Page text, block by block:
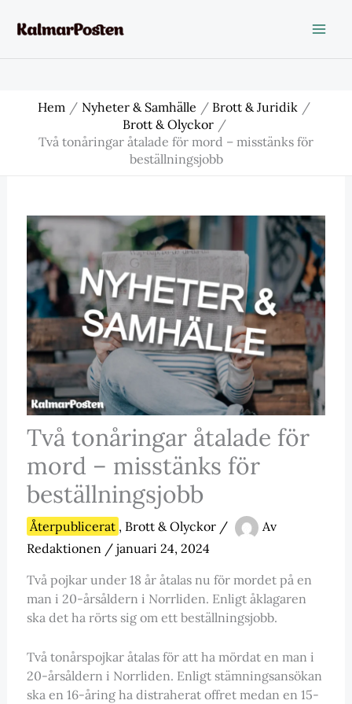
Hem Nyheter & Samhälle
Brott & Juridik
Brott & Olyckor
Två tonåringar åtalade för mord – misstänks för
beställningsjobb
Två tonåringar åtalade för
mord – misstänks för
beställningsjobb
Återpublicerat , Brott & Olyckor/
Av
Redaktionen / januari 24, 2024
Två pojkar under 18 år åtalas nu för mordet på en
man i 20-årsåldern i Norrliden. Enligt åklagaren
ska det ha rörts sig om ett beställningsjobb.
Två tonårspojkar åtalas för att ha mördat en man i
20-årsåldern i Norrliden. Enligt stämningsansökan
ska en 16-åring ha distraherat offret medan en 15-